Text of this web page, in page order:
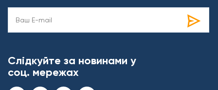
Слідкуйте за новинами у
соц. мережах